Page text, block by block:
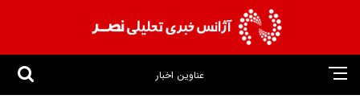
عناوین اخبار